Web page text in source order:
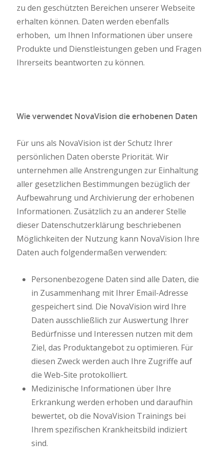
zu den geschützten Bereichen unserer Webseite
erhalten können. Daten werden ebenfalls
erhoben, um Ihnen Informationen über unsere
Produkte und Dienstleistungen geben und Fragen
Ihrerseits beantworten zu können.
Wie verwendet NovaVision die erhobenen Daten
Für uns als NovaVision ist der Schutz Ihrer
persönlichen Daten oberste Priorität. Wir
unternehmen alle Anstrengungen zur Einhaltung
aller gesetzlichen Bestimmungen bezüglich der
Aufbewahrung und Archivierung der erhobenen
Informationen. Zusätzlich zu an anderer Stelle
dieser Datenschutzerklärung beschriebenen
Möglichkeiten der Nutzung kann NovaVision Ihre
Daten auch folgendermaßen verwenden:
Personenbezogene Daten sind alle Daten, die
in Zusammenhang mit Ihrer Email-Adresse
gespeichert sind. Die NovaVision wird Ihre
Daten ausschließlich zur Auswertung Ihrer
Bedürfnisse und Interessen nutzen mit dem
Ziel, das Produktangebot zu optimieren. Für
diesen Zweck werden auch Ihre Zugriffe auf
die Web-Site protokolliert.
Medizinische Informationen über Ihre
Erkrankung werden erhoben und daraufhin
bewertet, ob die NovaVision Trainings bei
Ihrem spezifischen Krankheitsbild indiziert
sind.